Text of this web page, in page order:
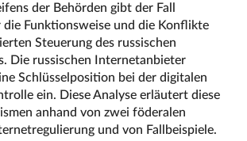
der Behörden gibt der Fall
die Funktionsweise und die Konflikte
Steuerung des russischen
Die russischen Internetanbieter
Schlüsselposition bei der digitalen
ein. Diese Analyse erläutert diese
anhand von zwei föderalen
und von Fallbeispiele.